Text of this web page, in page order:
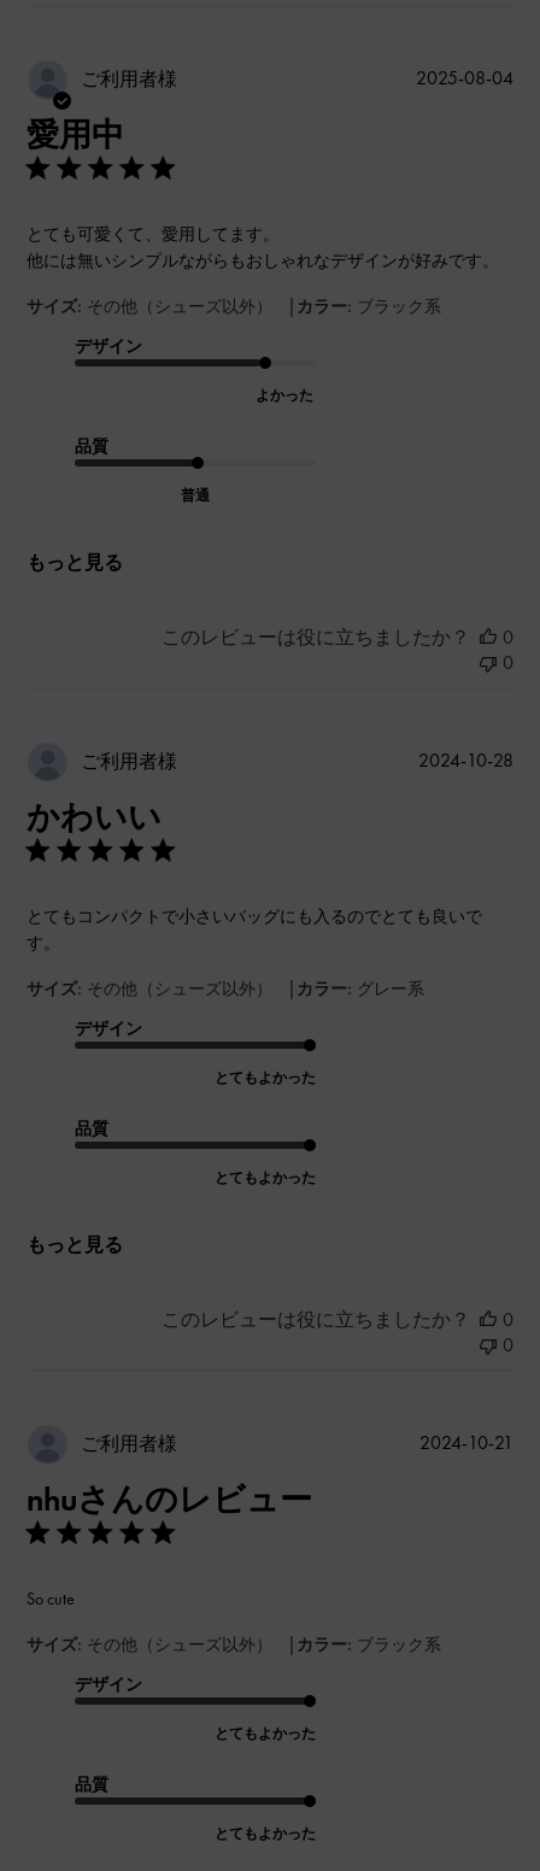
ご利用者様
愛用中
とても可愛くて、愛用してます。
他には無いシンプルながらもおしゃれなデザインが好みです。
サイズ: その他（シューズ以外） | カラー: ブラック系
デザイン
よかった
品質
普通
もっと見る
公
2025-08-04
このレビューは役に立ちましたか？
0
0
ご利用者様
かわいい
とてもコンパクトで小さいバッグにも入るのでとても良いで
す。
サイズ: その他（シューズ以外） | カラー: グレー系
デザイン
とてもよかった
品質
とてもよかった
もっと見る
公
2024-10-28
このレビューは役に立ちましたか？
0
0
ご利用者様
nhuさんのレビュー
So cute
サイズ: その他（シューズ以外） | カラー: ブラック系
デザイン
とてもよかった
品質
とてもよかった
2024-10-21